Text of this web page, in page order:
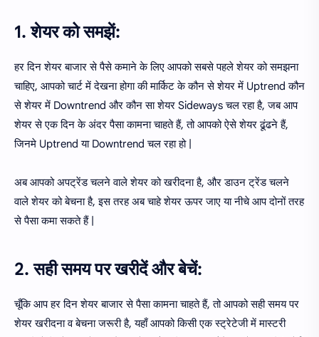
1. शेयर को समझें:
हर दिन शेयर बाजार से पैसे कमाने के लिए आपको सबसे पहले शेयर को समझना
चाहिए, आपको चार्ट में देखना होगा की मार्किट के कौन से शेयर में Uptrend कौन
से शेयर में Downtrend और कौन सा शेयर Sideways चल रहा है, जब आप
शेयर से एक दिन के अंदर पैसा कामना चाहते हैं, तो आपको ऐसे शेयर ढूंढने हैं,
जिनमे Uptrend या Downtrend चल रहा हो |
अब आपको अपट्रेंड चलने वाले शेयर को खरीदना है, और डाउन ट्रेंड चलने
वाले शेयर को बेचना है, इस तरह अब चाहे शेयर ऊपर जाए या नीचे आप दोनों तरह
से पैसा कमा सकते हैं |
2. सही समय पर खरीदें और बेचें:
चूँकि आप हर दिन शेयर बाजार से पैसा कामना चाहते हैं, तो आपको सही समय पर
शेयर खरीदना व बेचना जरूरी है, यहाँ आपको किसी एक स्ट्रेटेजी में मास्टरी